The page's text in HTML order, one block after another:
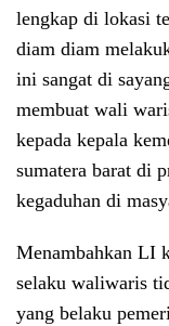
lengkap di lokasi
diam diam
ini sangat di
membuat wali
kepada kepala
sumatera barat di
kegaduhan di
Menambahkan LI
selaku waliwaris
yang belaku